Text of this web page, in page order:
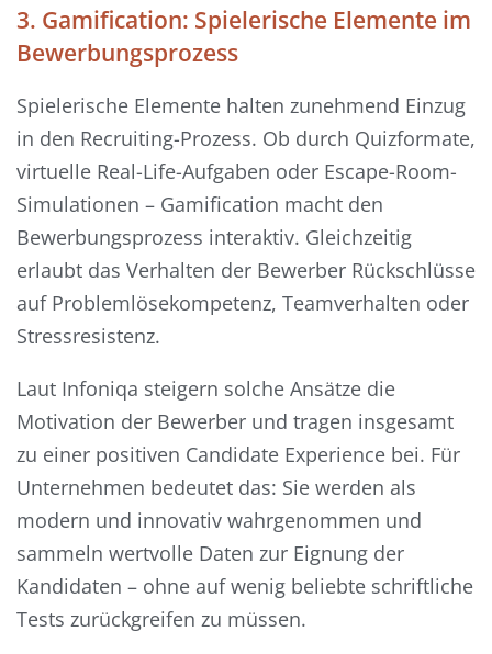
3. Gamification: Spielerische Elemente im
Bewerbungsprozess
Spielerische Elemente halten zunehmend Einzug
in den Recruiting-Prozess. Ob durch Quizformate,
virtuelle Real-Life-Aufgaben oder Escape-Room-
Simulationen – Gamification macht den
Bewerbungsprozess interaktiv. Gleichzeitig
erlaubt das Verhalten der Bewerber Rückschlüsse
auf Problemlösekompetenz, Teamverhalten oder
Stressresistenz.
Laut Infoniqa steigern solche Ansätze die
Motivation der Bewerber und tragen insgesamt
zu einer positiven Candidate Experience bei. Für
Unternehmen bedeutet das: Sie werden als
modern und innovativ wahrgenommen und
sammeln wertvolle Daten zur Eignung der
Kandidaten – ohne auf wenig beliebte schriftliche
Tests zurückgreifen zu müssen.